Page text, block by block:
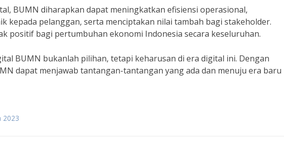
BUMN diharapkan dapat meningkatkan efisiensi operasional,
kepada pelanggan, serta menciptakan nilai tambah bagi stakeholder.
positif bagi pertumbuhan ekonomi Indonesia secara keseluruhan.
BUMN bukanlah pilihan, tetapi keharusan di era digital ini. Dengan
dapat menjawab tantangan-tantangan yang ada dan menuju era baru
2023